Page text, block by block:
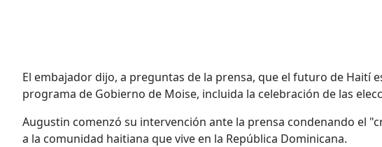
El embajador dijo, a preguntas de la prensa, que el futuro de Haití
programa de Gobierno de Moise, incluida la celebración de las
Augustin comenzó su intervención ante la prensa condenando el
a la comunidad haitiana que vive en la República Dominicana.